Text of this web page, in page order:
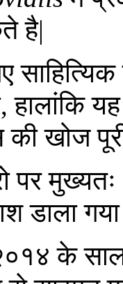
है|
हालांकि
की खोज
मुख्यतः
डाला
के